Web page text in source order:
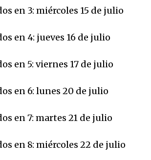
en 3: miércoles 15 de julio
en 4: jueves 16 de julio
en 5: viernes 17 de julio
en 6: lunes 20 de julio
en 7: martes 21 de julio
en 8: miércoles 22 de julio